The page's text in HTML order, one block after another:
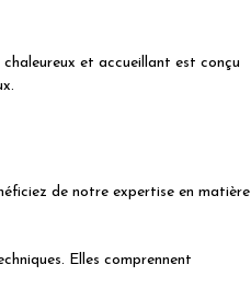
et accueillant est conçu
de notre expertise en matière
Elles comprennent